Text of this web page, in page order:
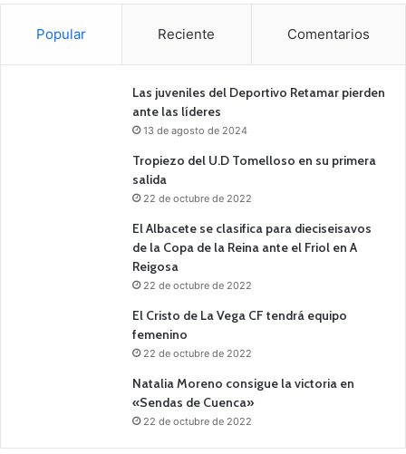
Popular Reciente Comentarios
Las juveniles del Deportivo Retamar pierden
ante las líderes
13 de agosto de 2024
Tropiezo del U.D Tomelloso en su primera
salida
22 de octubre de 2022
El Albacete se clasifica para dieciseisavos
de la Copa de la Reina ante el Friol en A
Reigosa
22 de octubre de 2022
El Cristo de La Vega CF tendrá equipo
femenino
22 de octubre de 2022
Natalia Moreno consigue la victoria en
«Sendas de Cuenca»
22 de octubre de 2022